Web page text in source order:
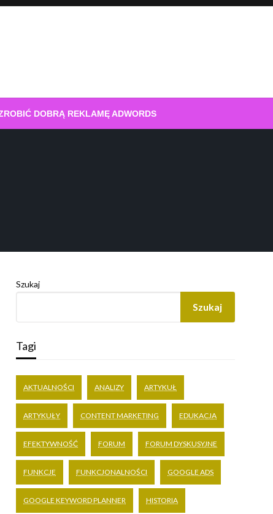
DOBRĄ REKLAMĘ ADWORDS
Szukaj
Szukaj
Tagi
AKTUALNOŚCI ANALIZY ARTYKUŁ
ARTYKUŁY CONTENT MARKETING EDUKACJA
EFEKTYWNOŚĆ FORUM FORUM DYSKUSYJNE
FUNKCJE FUNKCJONALNOŚCI GOOGLE ADS
GOOGLE KEYWORD PLANNER HISTORIA